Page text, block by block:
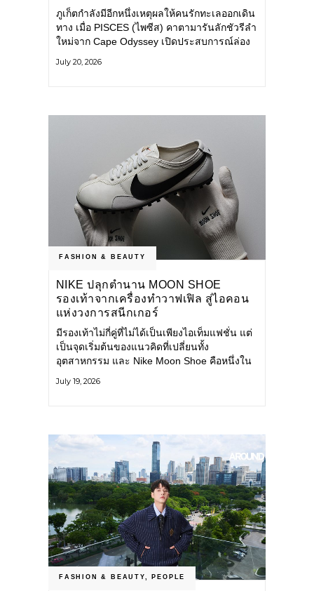
ภูเก็ตกำลังมีอีกหนึ่งเหตุผลให้คนรักทะเลออกเดิน
ทาง เมื่อ PISCES (ไพซีส) คาตามารันลักชัวรีลำ
ใหม่จาก Cape Odyssey เปิดประสบการณ์ล่อง
ไป ผสานความสะดวกสบายแบบโรงแรมระดับ
July 20, 2026
FASHION & BEAUTY
NIKE ปลุกตำนาน MOON SHOE
รองเท้าจากเครื่องทำวาฟเฟิล สู่ไอคอน
แห่งวงการสนีกเกอร์
มีรองเท้าไม่กี่คู่ที่ไม่ได้เป็นเพียงไอเท็มแฟชั่น แต่
เป็นจุดเริ่มต้นของแนวคิดที่เปลี่ยนทั้ง
อุตสาหกรรม และ Nike Moon Shoe คือหนึ่งใน
ศตวรรษก่อน กำลังกลับมาอีกครั้ง พร้อมพาเรื่อง
July 19, 2026
FASHION & BEAUTY PEOPLE